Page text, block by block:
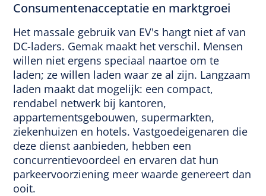
Consumentenacceptatie en marktgroei
Het massale gebruik van EV's hangt niet af van
DC-laders. Gemak maakt het verschil. Mensen
willen niet ergens speciaal naartoe om te
laden; ze willen laden waar ze al zijn. Langzaam
laden maakt dat mogelijk: een compact,
rendabel netwerk bij kantoren,
appartementsgebouwen, supermarkten,
ziekenhuizen en hotels. Vastgoedeigenaren die
deze dienst aanbieden, hebben een
concurrentievoordeel en ervaren dat hun
parkeervoorziening meer waarde genereert dan
ooit.